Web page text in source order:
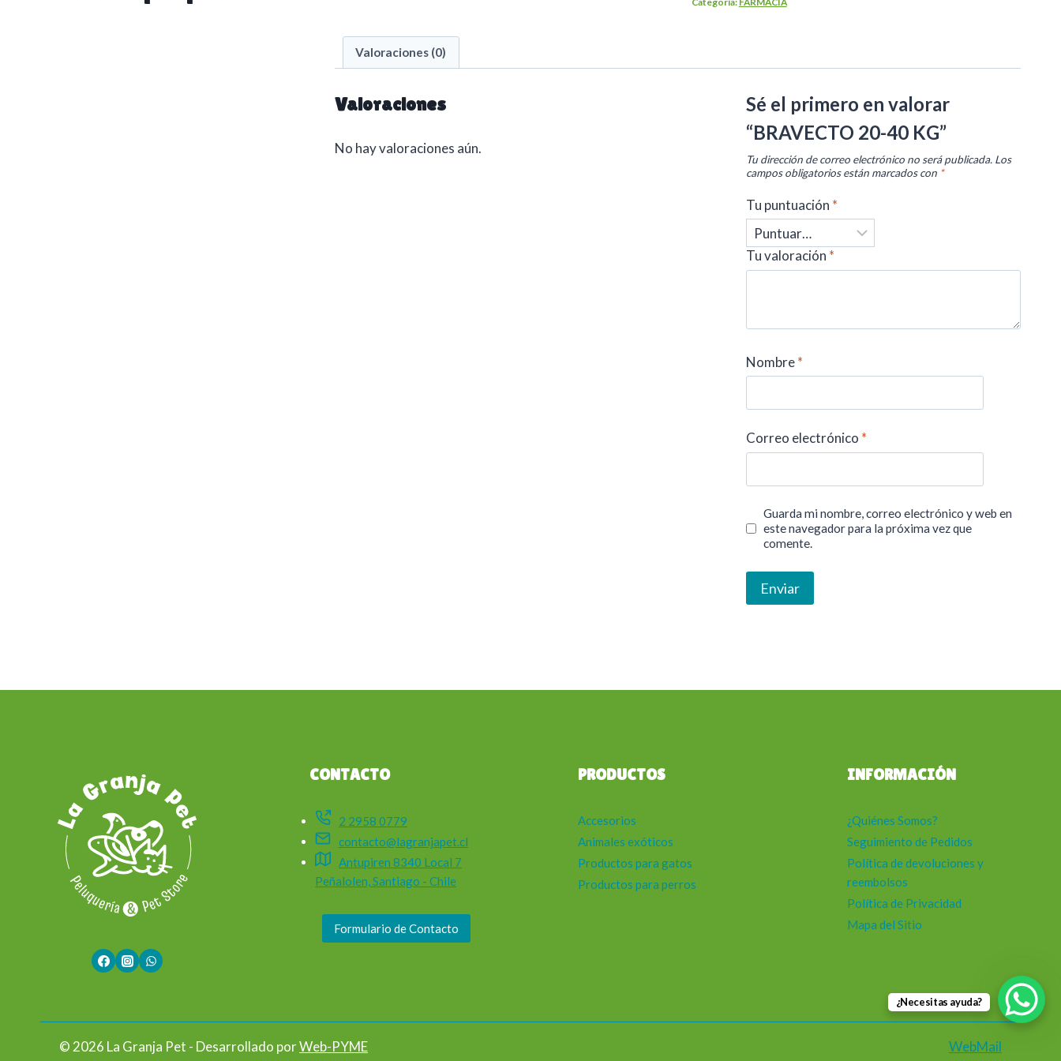
Valoraciones (0)
Valoraciones
No hay valoraciones aún.
Sé el primero en valorar
“BRAVECTO 20-40 KG”
Tu dirección de correo electrónico no será publicada. Los
campos obligatorios están marcados con *
Tu puntuación *
Tu valoración *
Nombre*
Correo electrónico *
Guarda mi nombre, correo electrónico y web en
este navegador para la próxima vez que
comente.
CONTACTO
2 2958 0779
contacto@lagranjapet.cl
Antupiren 8340 Local 7
Peñalolen, Santiago - Chile
Formulario de Contacto
PRODUCTOS
Accesorios
Animales exóticos
Productos para gatos
Productos para perros
INFORMACIÓN
¿Quiénes Somos?
Seguimiento de Pedidos
Política de devoluciones y
reembolsos
Política de Privacidad
Mapa del Sitio
© 2026 La Granja Pet - Desarrollado porWeb-PYME WebMail
¿Necesitas ayuda?